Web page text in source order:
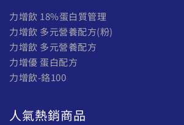
力增飲 18%蛋白質管理
力增飲 多元營養配方(粉)
力增飲 多元營養配方
力增優 蛋白配方
力增飲-鉻100
人氣熱銷商品